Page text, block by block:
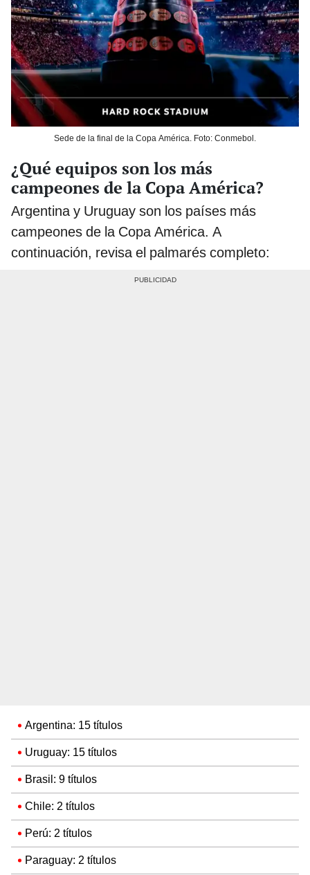
Sede de la final de la Copa América. Foto: Conmebol.
¿Qué equipos son los más
campeones de la Copa América?
Argentina y Uruguay son los países más
campeones de la Copa América. A
continuación, revisa el palmarés completo:
Argentina: 15 títulos
Uruguay: 15 títulos
Brasil: 9 títulos
Chile: 2 títulos
Perú: 2 títulos
Paraguay: 2 títulos